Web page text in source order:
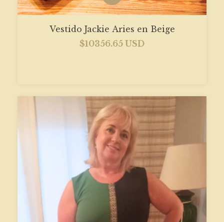
Vestido Jackie Aries en Beige
$10356.65 USD